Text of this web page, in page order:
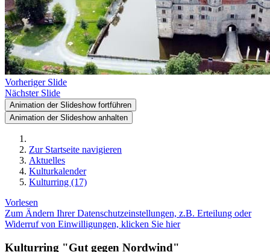
Vorheriger Slide
Nächster Slide
Animation der Slideshow fortführen
Animation der Slideshow anhalten
Zur Startseite navigieren
Aktuelles
Kulturkalender
Kulturring (17)
Vorlesen
Zum Ändern Ihrer Datenschutzeinstellungen, z.B. Erteilung oder
Widerruf von Einwilligungen, klicken Sie hier
Kulturring "Gut gegen Nordwind"